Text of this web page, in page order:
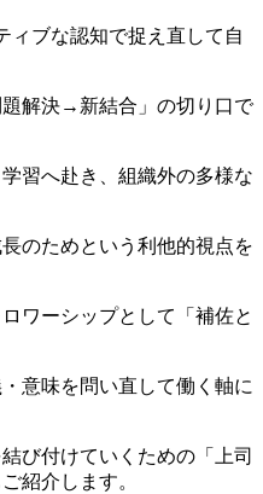
ィブな認知で捉え直して自
解決→新結合」の切り口で
習へ赴き、組織外の多様な
のためという利他的視点を
ワーシップとして「補佐と
意味を問い直して働く軸に
び付けていくための「上司
紹介します。